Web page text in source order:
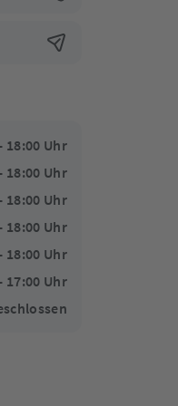
18:00 Uhr
18:00 Uhr
18:00 Uhr
18:00 Uhr
18:00 Uhr
17:00 Uhr